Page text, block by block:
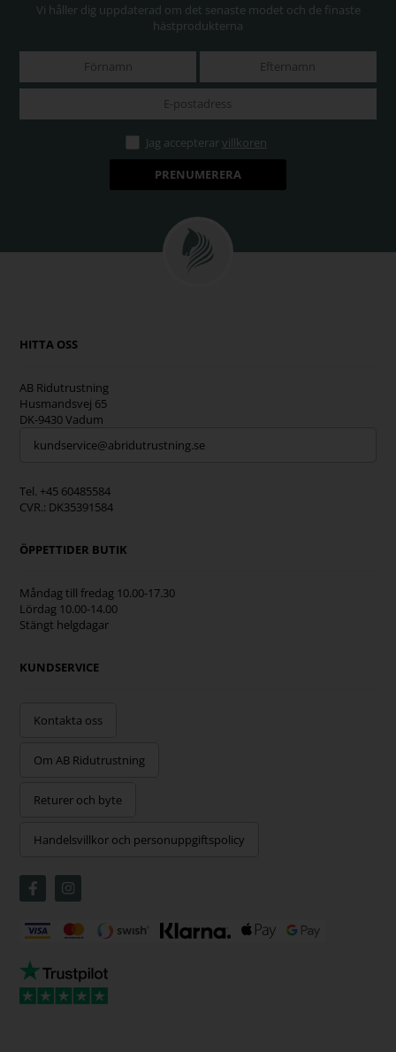
Vi håller dig uppdaterad om det senaste modet och de finaste
hästprodukterna
Jag accepterarvillkoren
HITTA OSS
AB Ridutrustning
Husmandsvej 65
DK-9430 Vadum
kundservice@abridutrustning.se
Tel. +45 60485584
CVR.: DK35391584
ÖPPETTIDER BUTIK
Måndag till fredag 10.00-17.30
Lördag 10.00-14.00
Stängt helgdagar
KUNDSERVICE
Kontakta oss
Om AB Ridutrustning
Returer och byte
Handelsvillkor och personuppgiftspolicy